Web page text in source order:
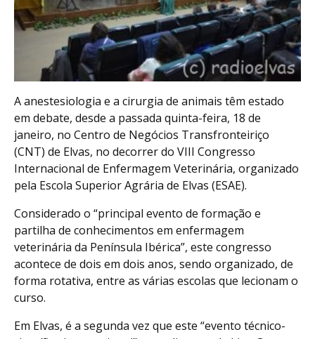
A anestesiologia e a cirurgia de animais têm estado
em debate, desde a passada quinta-feira, 18 de
janeiro, no Centro de Negócios Transfronteiriço
(CNT) de Elvas, no decorrer do VIII Congresso
Internacional de Enfermagem Veterinária, organizado
pela Escola Superior Agrária de Elvas (ESAE).
Considerado o “principal evento de formação e
partilha de conhecimentos em enfermagem
veterinária da Península Ibérica”, este congresso
acontece de dois em dois anos, sendo organizado, de
forma rotativa, entre as várias escolas que lecionam o
curso.
Em Elvas, é a segunda vez que este “evento técnico-